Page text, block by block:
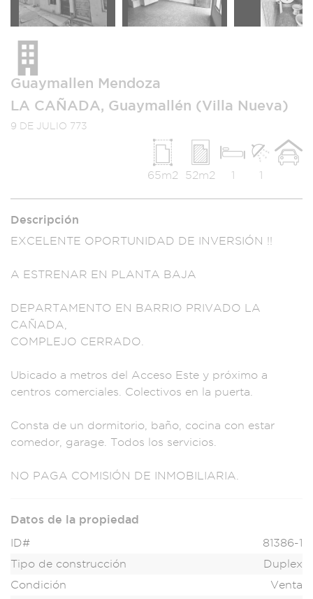
Next
Guaymallen Mendoza
LA CAÑADA, Guaymallén (Villa Nueva)
9 DE JULIO 773
1
1
52m2
65m2
Descripción
EXCELENTE OPORTUN IDAD DE INVERSIÓN !!
A ESTRENAR EN PLANTA BAJA
DEPARTAMENTO EN BARRIO PRIVADO LA
CAÑADA,
COMPLEJO CERRADO.
Ubicado a metros del Acceso Este y próximo a
centros comerciales. Colectivos en la puerta.
Consta de un dormitorio, baño, cocina con estar
comedor, garage. Todos los servicios.
NO PAGA COMISIÓN DE INMOBILIARIA.
Datos de la propiedad
ID#
81386-1
Tipo de construcción
Duplex
Condición
Venta